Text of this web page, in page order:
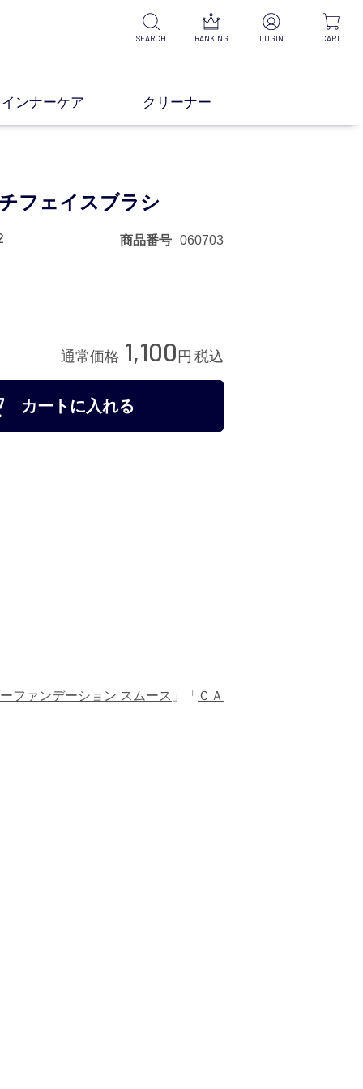
インナーケア クリーナー
SEARCH RANKING LOGIN CART
フェイスブラシ
商品番号 060703
通常価格 1,100 円 税込
カートに入れる
ファンデーション スムース 」「 ＣＡ